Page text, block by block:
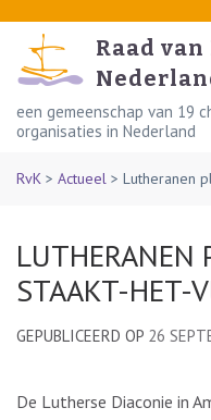
content
(Press
Enter)
Raad
een gemeenschap van 19
organisaties in Nederland
RvK > Actueel > Lutheranen
LUTHERANEN
STAAKT-HET-
GEPUBLICEERD OP 26
De Lutherse Diaconie in